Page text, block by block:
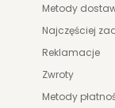
Metody
Najczęściej
Reklamacje
Zwroty
Metody